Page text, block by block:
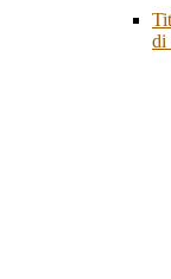
di